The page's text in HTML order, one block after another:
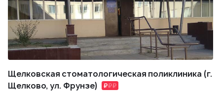
Щелковская стоматологическая поликлиника (г.
Щелково, ул. Фрунзе)